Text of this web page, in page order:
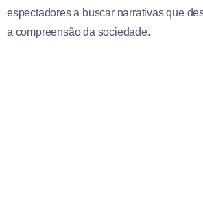
espectadores a buscar narrativas que
a compreensão da sociedade.